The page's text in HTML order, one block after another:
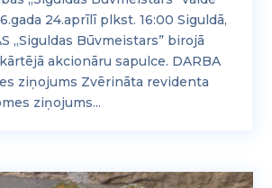
24.aprīlī plkst. 16:00 Siguldā,
„Siguldas Būvmeistars” birojā
akcionāru sapulce. DARBA
ziņojums Zvērināta revidenta
ziņojums...